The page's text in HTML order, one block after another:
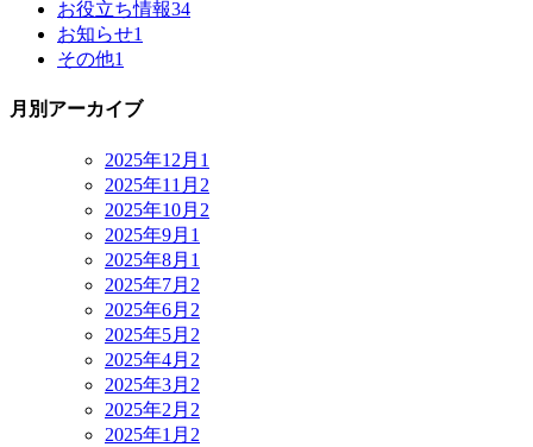
お役立ち情報34
お知らせ1
その他1
月別アーカイブ
2025年12月 1
2025年11月 2
2025年10月 2
2025年9月 1
2025年8月 1
2025年7月 2
2025年6月 2
2025年5月 2
2025年4月 2
2025年3月 2
2025年2月 2
2025年1月 2